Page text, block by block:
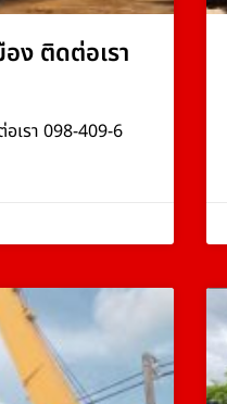
ง ติดต่อเรา
เรา 098-409-6